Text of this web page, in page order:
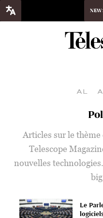
Articles sur le
Telescope
nouvelles
Le